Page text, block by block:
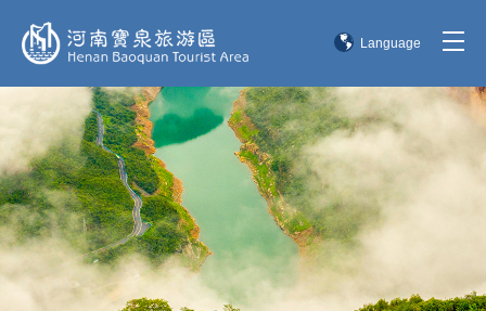
Language
English
한국어
日本語